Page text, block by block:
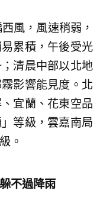
風，風速稍弱，
累積，午後受光
清晨中部以北地
影響能見度。北
宜蘭、花東空品
等級，雲嘉南局
。
不過降雨